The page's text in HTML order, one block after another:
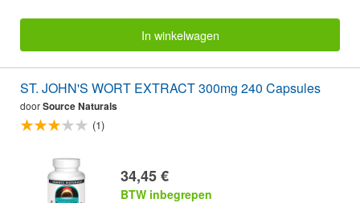
In winkelwagen
ST. JOHN'S WORT EXTRACT 300mg 240 Capsules
doorSource Naturals
(1)
34,45 €
BTW inbegrepen